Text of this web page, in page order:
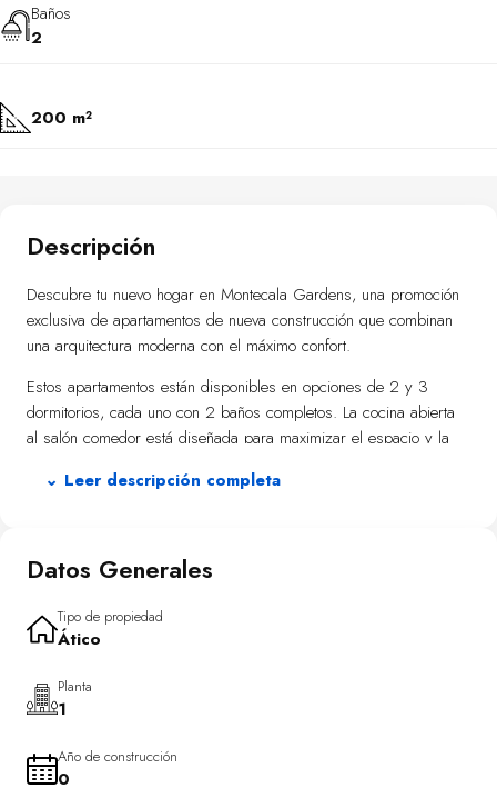
Baños
2
200 m²
Descripción
Descubre tu nuevo hogar en Montecala Gardens, una promoción
exclusiva de apartamentos de nueva construcción que combinan
una arquitectura moderna con el máximo confort.
Estos apartamentos están disponibles en opciones de 2 y 3
dormitorios, cada uno con 2 baños completos. La cocina abierta
al salón comedor está diseñada para maximizar el espacio y la
modelos disponibles ofrecen varias opciones, cada uno con
alta incluyen terraza y solárium.
El equipamiento de los apartamentos está orientado al confort y la
eficiencia, con características como suelo radiante y un sistema
el salón. La generación de agua caliente sanitaria y los
electrodomésticos incluidos (frigorífico, placa de cocina, horno,
vida sin preocupaciones. Además, un proyecto de decoración
exclusivo dota a cada apartamento de un estilo moderno y actual.
⌄ Leer descripción completa
Datos Generales
Tipo de propiedad
Ático
Planta
1
Año de construcción
0